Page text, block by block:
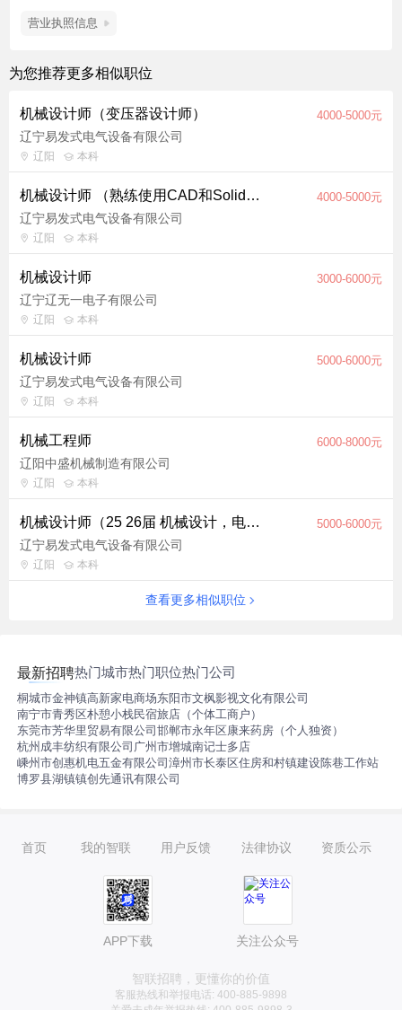
营业执照信息
为您推荐更多相似职位
机械设计师（变压器设计师） 4000-5000元
辽宁易发式电气设备有限公司
辽阳 本科
机械设计师 （熟练使用CAD和SolidWorks） 4000-5000元
辽宁易发式电气设备有限公司
辽阳 本科
机械设计师 3000-6000元
辽宁辽无一电子有限公司
辽阳 本科
机械设计师 5000-6000元
辽宁易发式电气设备有限公司
辽阳 本科
机械工程师 6000-8000元
辽阳中盛机械制造有限公司
辽阳 本科
机械设计师（25 26届 机械设计，电气工程自动化相关专业） 5000-6000元
辽宁易发式电气设备有限公司
辽阳 本科
查看更多相似职位
最新招聘热门城市热门职位热门公司
桐城市金神镇高新家电商场东阳市文枫影视文化有限公司
南宁市青秀区朴憩小栈民宿旅店（个体工商户）
东莞市芳华里贸易有限公司邯郸市永年区康来药房（个人独资）
杭州成丰纺织有限公司 广州市增城南记士多店
嵊州市创惠机电五金有限公司漳州市长泰区住房和村镇建设陈巷工作站
博罗县湖镇镇创先通讯有限公司
首页 我的智联 用户反馈 法律协议 资质公示
APP下载 关注公众号
智联招聘，更懂你的价值
客服热线和举报电话: 400-885-9898